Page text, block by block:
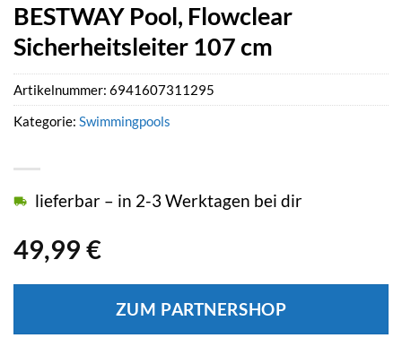
BESTWAY Pool, Flowclear
Sicherheitsleiter 107 cm
49,99 €
lieferbar – in 2-3 Werktagen bei dir
ZUM PARTNERSHOP
Artikelnummer: 6941607311295
Kategorie: Swimmingpools